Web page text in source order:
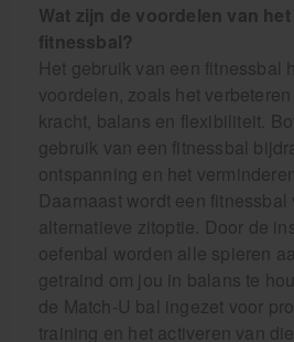
Wat zijn de voordelen van
fitnessbal?
Het gebruik van een fitnessbal
voordelen, zoals het
kracht, balans en flexibiliteit.
gebruik van een fitnessbal
ontspanning en het
Daarnaast wordt een
alternatieve zitoptie. Door de
oefenbal worden alle spieren
getraind om jou in balans te
de Match-U bal ingezet voor
training en het activeren van